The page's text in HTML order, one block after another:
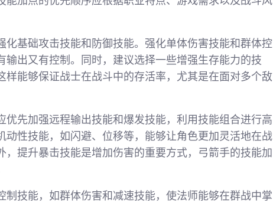
化基础攻击技能和防御技能。强化单体伤害技能和群体控
输出又有控制。同时，建议选择一些增强生存能力的技
样能够保证战士在战斗中的存活率，尤其是在面对多个敌
优先加强远程输出技能和爆发技能，利用技能组合进行高
动性技能，如闪避、位移等，能够让角色更加灵活地在战
，提升暴击技能是增加伤害的重要方式，弓箭手的技能加
制技能，如群体伤害和减速技能，使法师能够在群战中掌